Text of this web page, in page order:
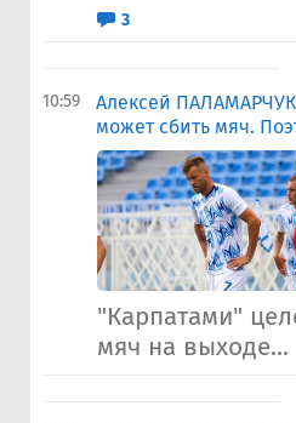
3
10:59
Алексей
может сбить мяч.
"Карпатами"
мяч на выходе...